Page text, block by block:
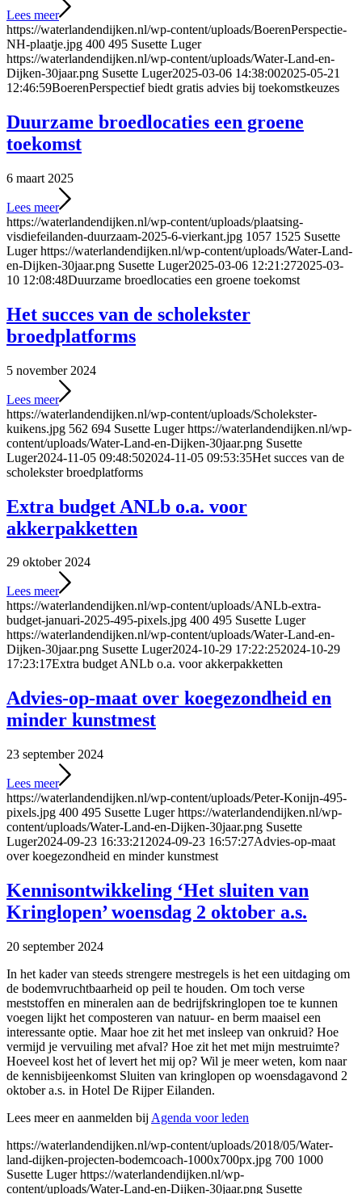
Lees meer
https://waterlandendijken.nl/wp-content/uploads/BoerenPerspectie-
NH-plaatje.jpg 400 495 Susette Luger
https://waterlandendijken.nl/wp-content/uploads/Water-Land-en-
Dijken-30jaar.png Susette Luger2025-03-06 14:38:002025-05-21
12:46:59BoerenPerspectief biedt gratis advies bij toekomstkeuzes
Duurzame broedlocaties een groene
toekomst
6 maart 2025
Lees meer
https://waterlandendijken.nl/wp-content/uploads/plaatsing-
visdiefeilanden-duurzaam-2025-6-vierkant.jpg 1057 1525 Susette
Luger https://waterlandendijken.nl/wp-content/uploads/Water-Land-
en-Dijken-30jaar.png Susette Luger2025-03-06 12:21:272025-03-
10 12:08:48Duurzame broedlocaties een groene toekomst
Het succes van de scholekster
broedplatforms
5 november 2024
Lees meer
https://waterlandendijken.nl/wp-content/uploads/Scholekster-
kuikens.jpg 562 694 Susette Luger https://waterlandendijken.nl/wp-
content/uploads/Water-Land-en-Dijken-30jaar.png Susette
Luger2024-11-05 09:48:502024-11-05 09:53:35Het succes van de
scholekster broedplatforms
Extra budget ANLb o.a. voor
akkerpakketten
29 oktober 2024
Lees meer
https://waterlandendijken.nl/wp-content/uploads/ANLb-extra-
budget-januari-2025-495-pixels.jpg 400 495 Susette Luger
https://waterlandendijken.nl/wp-content/uploads/Water-Land-en-
Dijken-30jaar.png Susette Luger2024-10-29 17:22:252024-10-29
17:23:17Extra budget ANLb o.a. voor akkerpakketten
Advies-op-maat over koegezondheid en
minder kunstmest
23 september 2024
Lees meer
https://waterlandendijken.nl/wp-content/uploads/Peter-Konijn-495-
pixels.jpg 400 495 Susette Luger https://waterlandendijken.nl/wp-
content/uploads/Water-Land-en-Dijken-30jaar.png Susette
Luger2024-09-23 16:33:21 2024-09-23 16:57:27Advies-op-maat
over koegezondheid en minder kunstmest
Kennisontwikkeling ‘Het sluiten van
Kringlopen’ woensdag 2 oktober a.s.
20 september 2024
In het kader van steeds strengere mestregels is het een uitdaging om
de bodemvruchtbaarheid op peil te houden. Om toch verse
meststoffen en mineralen aan de bedrijfskringlopen toe te kunnen
voegen lijkt het composteren van natuur- en berm maaisel een
interessante optie. Maar hoe zit het met insleep van onkruid? Hoe
vermijd je vervuiling met afval? Hoe zit het met mijn mestruimte?
Hoeveel kost het of levert het mij op? Wil je meer weten, kom naar
de kennisbijeenkomst Sluiten van kringlopen op woensdagavond 2
oktober a.s. in Hotel De Rijper Eilanden.
Lees meer en aanmelden bij Agenda voor leden
https://waterlandendijken.nl/wp-content/uploads/2018/05/Water-
land-dijken-projecten-bodemcoach-1000x700px.jpg 700 1000
Susette Luger https://waterlandendijken.nl/wp-
content/uploads/Water-Land-en-Dijken-30jaar.png Susette